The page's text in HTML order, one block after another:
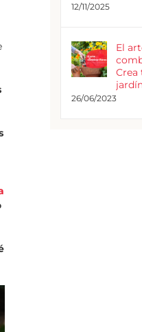
12/11/2025
El
Crea
26/06/2023